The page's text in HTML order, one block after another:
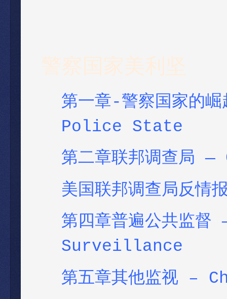
警察国家美利坚
第一章-警察国家的崛
Police State
第二章联邦调查局 —
美国联邦调查局反情
第四章普遍公共监督
Surveillance
第五章其他监视 –